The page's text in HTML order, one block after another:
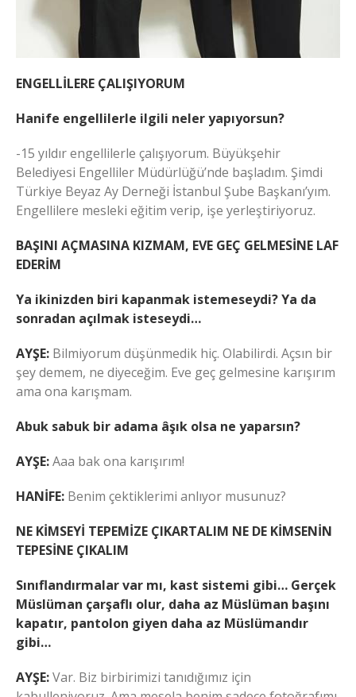
ENGELLİLERE ÇALIŞIYORUM
Hanife engellilerle ilgili neler yapıyorsun?
-15 yıldır engellilerle çalışıyorum. Büyükşehir
Belediyesi Engelliler Müdürlüğü’nde başladım. Şimdi
Türkiye Beyaz Ay Derneği İstanbul Şube Başkanı’yım.
Engellilere mesleki eğitim verip, işe yerleştiriyoruz.
BAŞINI AÇMASINA KIZMAM, EVE GEÇ GELMESİNE LAF
EDERİM
Ya ikinizden biri kapanmak istemeseydi? Ya da
sonradan açılmak isteseydi…
AYŞE: Bilmiyorum düşünmedik hiç. Olabilirdi. Açsın bir
şey demem, ne diyeceğim. Eve geç gelmesine karışırım
ama ona karışmam.
Abuk sabuk bir adama âşık olsa ne yaparsın?
AYŞE:Aaa bak ona karışırım!
HANİFE: Benim çektiklerimi anlıyor musunuz?
NE KİMSEYİ TEPEMİZE ÇIKARTALIM NE DE KİMSENİN
TEPESİNE ÇIKALIM
Sınıflandırmalar var mı, kast sistemi gibi… Gerçek
Müslüman çarşaflı olur, daha az Müslüman başını
kapatır, pantolon giyen daha az Müslümandır
gibi…
AYŞE:Var. Biz birbirimizi tanıdığımız için